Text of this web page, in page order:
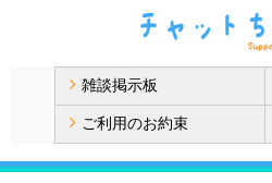
雑談掲示板
ご利用のお約束